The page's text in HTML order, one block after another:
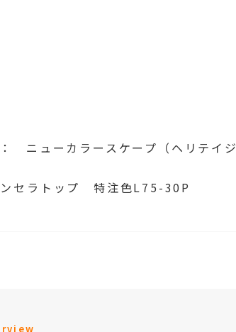
ニューカラースケープ（ヘリテイジ
セラトップ 特注色L75-30P